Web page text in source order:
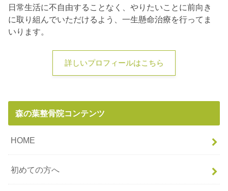
日常生活に不自由することなく、やりたいことに前向き
に取り組んでいただけるよう、一生懸命治療を行ってま
いります。
詳しいプロフィールはこちら
森の葉整骨院コンテンツ
HOME
初めての方へ